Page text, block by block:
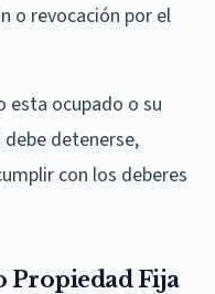
o revocación por el
esta ocupado o su
detenerse,
con los deberes
Propiedad Fija